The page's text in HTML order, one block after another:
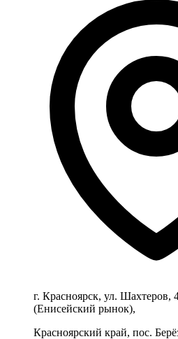
г. Красноярск, ул. Шахтеров,
(Енисейский рынок),
Красноярский край, пос.